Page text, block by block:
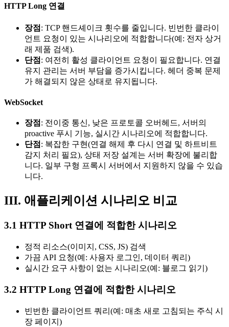
HTTP Long 연결
장점 : TCP 핸드셰이크 횟수를 줄입니다. 빈번한 클라이
언트 요청이 있는 시나리오에 적합합니다(예: 전자 상거
래 제품 검색).
단점 : 여전히 활성 클라이언트 요청이 필요합니다. 연결
유지 관리는 서버 부담을 증가시킵니다. 헤더 중복 문제
가 해결되지 않은 상태로 유지됩니다.
WebSocket
장점 : 전이중 통신, 낮은 프로토콜 오버헤드, 서버의
proactive 푸시 기능, 실시간 시나리오에 적합합니다.
단점 : 복잡한 구현(연결 해제 후 다시 연결 및 하트비트
감지 처리 필요), 상태 저장 설계는 서버 확장에 불리합
니다. 일부 구형 프록시 서버에서 지원하지 않을 수 있습
니다.
III. 애플리케이션 시나리오 비교
3.1 HTTP Short 연결에 적합한 시나리오
정적 리소스(이미지, CSS, JS) 검색
가끔 API 요청(예: 사용자 로그인, 데이터 쿼리)
실시간 요구 사항이 없는 시나리오(예: 블로그 읽기)
3.2 HTTP Long 연결에 적합한 시나리오
빈번한 클라이언트 쿼리(예: 매초 새로 고침되는 주식 시
장 페이지)